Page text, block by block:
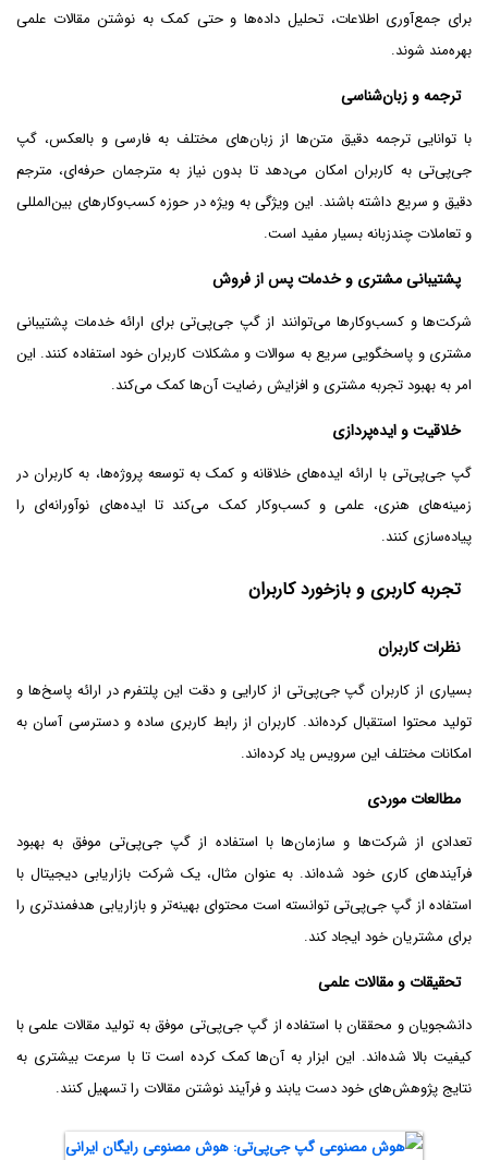
برای جمع‌آوری اطلاعات، تحلیل داده‌ها و حتی کمک به نوشتن مقالات علمی
بهره‌مند شوند.
ترجمه و زبان‌شناسی
با توانایی ترجمه دقیق متن‌ها از زبان‌های مختلف به فارسی و بالعکس، گپ
جی‌پی‌تی به کاربران امکان می‌دهد تا بدون نیاز به مترجمان حرفه‌ای، مترجم
دقیق و سریع داشته باشند. این ویژگی به ویژه در حوزه کسب‌وکارهای بین‌المللی
و تعاملات چندزبانه بسیار مفید است.
پشتیبانی مشتری و خدمات پس از فروش
شرکت‌ها و کسب‌وکارها می‌توانند از گپ جی‌پی‌تی برای ارائه خدمات پشتیبانی
مشتری و پاسخگویی سریع به سوالات و مشکلات کاربران خود استفاده کنند. این
امر به بهبود تجربه مشتری و افزایش رضایت آن‌ها کمک می‌کند.
خلاقیت و ایده‌پردازی
گپ جی‌پی‌تی با ارائه ایده‌های خلاقانه و کمک به توسعه پروژه‌ها، به کاربران در
زمینه‌های هنری، علمی و کسب‌وکار کمک می‌کند تا ایده‌های نوآورانه‌ای را
پیاده‌سازی کنند.
تجربه کاربری و بازخورد کاربران
نظرات کاربران
بسیاری از کاربران گپ جی‌پی‌تی از کارایی و دقت این پلتفرم در ارائه پاسخ‌ها و
تولید محتوا استقبال کرده‌اند. کاربران از رابط کاربری ساده و دسترسی آسان به
امکانات مختلف این سرویس یاد کرده‌اند.
مطالعات موردی
تعدادی از شرکت‌ها و سازمان‌ها با استفاده از گپ جی‌پی‌تی موفق به بهبود
فرآیندهای کاری خود شده‌اند. به عنوان مثال، یک شرکت بازاریابی دیجیتال با
استفاده از گپ جی‌پی‌تی توانسته است محتوای بهینه‌تر و بازاریابی هدفمندتری را
برای مشتریان خود ایجاد کند.
تحقیقات و مقالات علمی
دانشجویان و محققان با استفاده از گپ جی‌پی‌تی موفق به تولید مقالات علمی با
کیفیت بالا شده‌اند. این ابزار به آن‌ها کمک کرده است تا با سرعت بیشتری به
نتایج پژوهش‌های خود دست یابند و فرآیند نوشتن مقالات را تسهیل کنند.